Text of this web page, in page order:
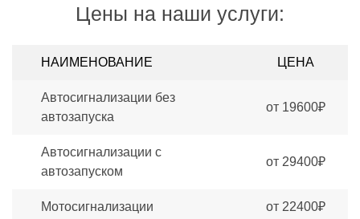
Цены на наши услуги:
НАИМЕНОВАНИЕ ЦЕНА
Автосигнализации без
автозапуска
от 19600₽
Автосигнализации c
автозапуском
от 29400₽
Мотосигнализации от 22400₽